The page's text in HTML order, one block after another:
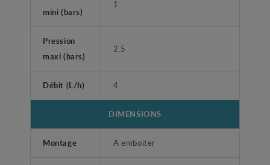
mini (bars)
1
Pression
maxi (bars)
2.5
Débit (L/h) 4
DIMENSIONS
Montage A emboiter